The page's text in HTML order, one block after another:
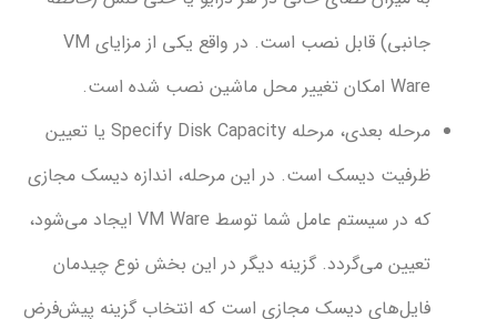
جانبی) قابل نصب است. در واقع یکی از مزایای VM
مرحله بعدی، مرحله Specify Disk Capacity یا تعیین
دیسک است. در این مرحله، اندازه دیسک مجازی
که در سیستم عامل شما توسط VM Ware ایجاد می‌شود،
می‌گردد. گزینه دیگر در این بخش نوع چیدمان
دیسک مجازی است که انتخاب گزینه پیش‌فرض